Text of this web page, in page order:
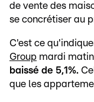
de vente des
se concrétiser au
C'est ce
Group mardi
baissé de 5,1%.
que les